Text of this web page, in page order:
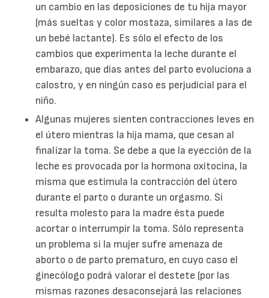
un cambio en las deposiciones de tu hija mayor
(más sueltas y color mostaza, similares a las de
un bebé lactante). Es sólo el efecto de los
cambios que experimenta la leche durante el
embarazo, que días antes del parto evoluciona a
calostro, y en ningún caso es perjudicial para el
niño.
Algunas mujeres sienten contracciones leves en
el útero mientras la hija mama, que cesan al
finalizar la toma. Se debe a que la eyección de la
leche es provocada por la hormona oxitocina, la
misma que estimula la contracción del útero
durante el parto o durante un orgasmo. Si
resulta molesto para la madre ésta puede
acortar o interrumpir la toma. Sólo representa
un problema si la mujer sufre amenaza de
aborto o de parto prematuro, en cuyo caso el
ginecólogo podrá valorar el destete (por las
mismas razones desaconsejará las relaciones